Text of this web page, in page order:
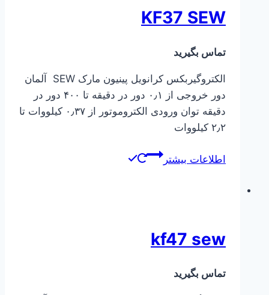
KF37 SEW
تماس بگیرید
الکتروگیربکس کرانویل پینیون مارک SEW آلمان
دور خروجی از ۰٫۱ دور در دقیقه تا ۴۰۰ دور در
دقیقه توان ورودی الکتروموتور از ۰٫۳۷ کیلووات تا
۲٫۲ کیلووات
اطلاعات بیشتر
kf47 sew
تماس بگیرید